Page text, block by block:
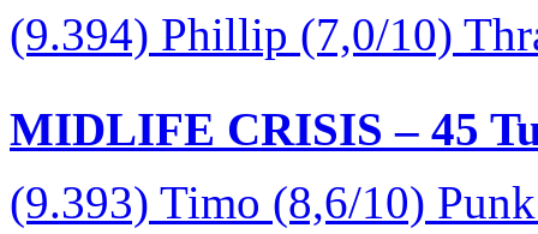
(9.394) Phillip (7,0/10)
MIDLIFE CRISIS – 45
(9.393) Timo (8,6/10)